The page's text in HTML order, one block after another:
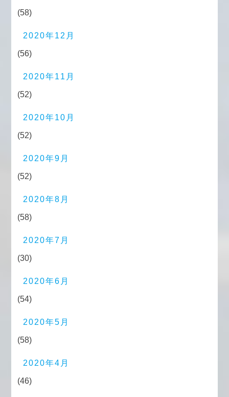
(58)
2020年12月
(56)
2020年11月
(52)
2020年10月
(52)
2020年9月
(52)
2020年8月
(58)
2020年7月
(30)
2020年6月
(54)
2020年5月
(58)
2020年4月
(46)